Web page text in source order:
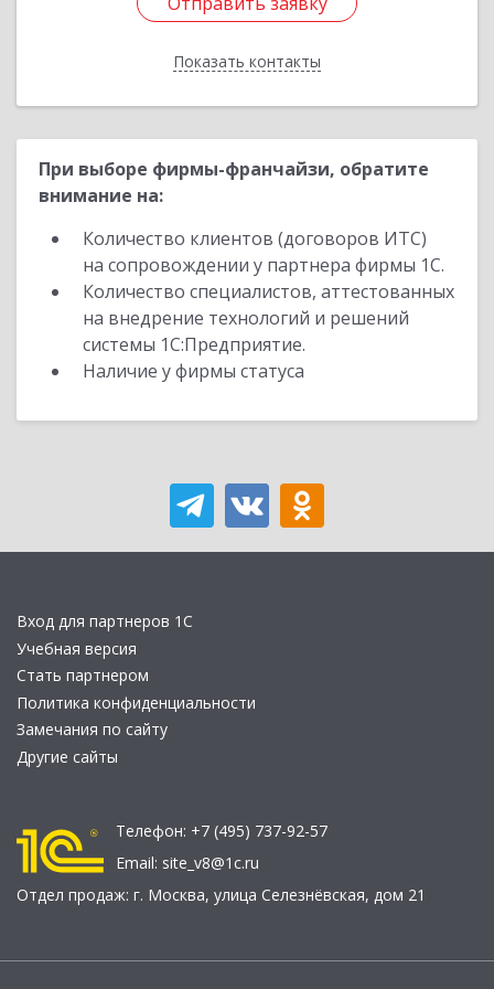
Показать контакты
Назад
При выборе фирмы-франчайзи, обратите
внимание на:
Количество клиентов (договоров ИТС)
на сопровождении у партнера фирмы 1С.
Количество специалистов, аттестованных
на внедрение технологий и решений
системы 1С:Предприятие.
Наличие у фирмы статуса
Вход для партнеров 1С
Учебная версия
Стать партнером
Политика конфиденциальности
Замечания по сайту
Другие сайты
Телефон: +7 (495) 737-92-57
Email: site_v8@1c.ru
Отдел продаж: г. Москва, улица Селезнёвская, дом 21